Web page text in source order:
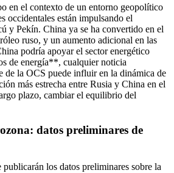
en el contexto de un entorno geopolítico
occidentales están impulsando el
y Pekín. China ya se ha convertido en el
ruso, y un aumento adicional en las
podría apoyar el sector energético
de energía**, cualquier noticia
de la OCS puede influir en la dinámica de
más estrecha entre Rusia y China en el
plazo, cambiar el equilibrio del
datos preliminares de
los datos preliminares sobre la